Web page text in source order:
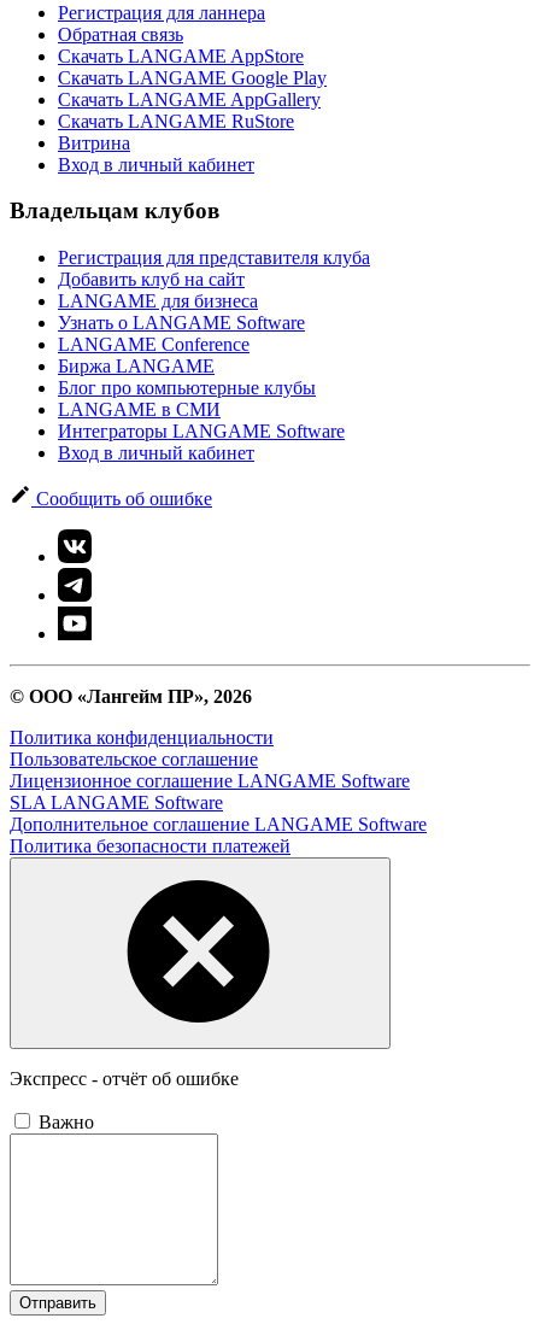
Регистрация для ланнера
Обратная связь
Скачать LANGAME AppStore
Скачать LANGAME Google Play
Скачать LANGAME AppGallery
Скачать LANGAME RuStore
Витрина
Вход в личный кабинет
Владельцам клубов
Регистрация для представителя клуба
Добавить клуб на сайт
LANGAME для бизнеса
Узнать о LANGAME Software
LANGAME Conference
Биржа LANGAME
Блог про компьютерные клубы
LANGAME в СМИ
Интеграторы LANGAME Software
Вход в личный кабинет
Сообщить об ошибке
© ООО «Лангейм ПР», 2026
Политика конфиденциальности
Пользовательское соглашение
Лицензионное соглашение LANGAME Software
SLA LANGAME Software
Дополнительное соглашение LANGAME Software
Политика безопасности платежей
Экспресс - отчёт об ошибке
Важно
Отправить